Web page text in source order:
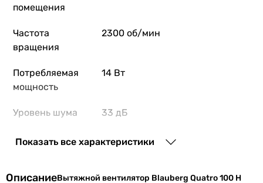
помещения
Частота
вращения
2300 об/мин
Потребляемая
мощность
14 Вт
Уровень шума
33 дБ
Показать все характеристики
ОписаниеВытяжной вентилятор Blauberg Quatro 100 H